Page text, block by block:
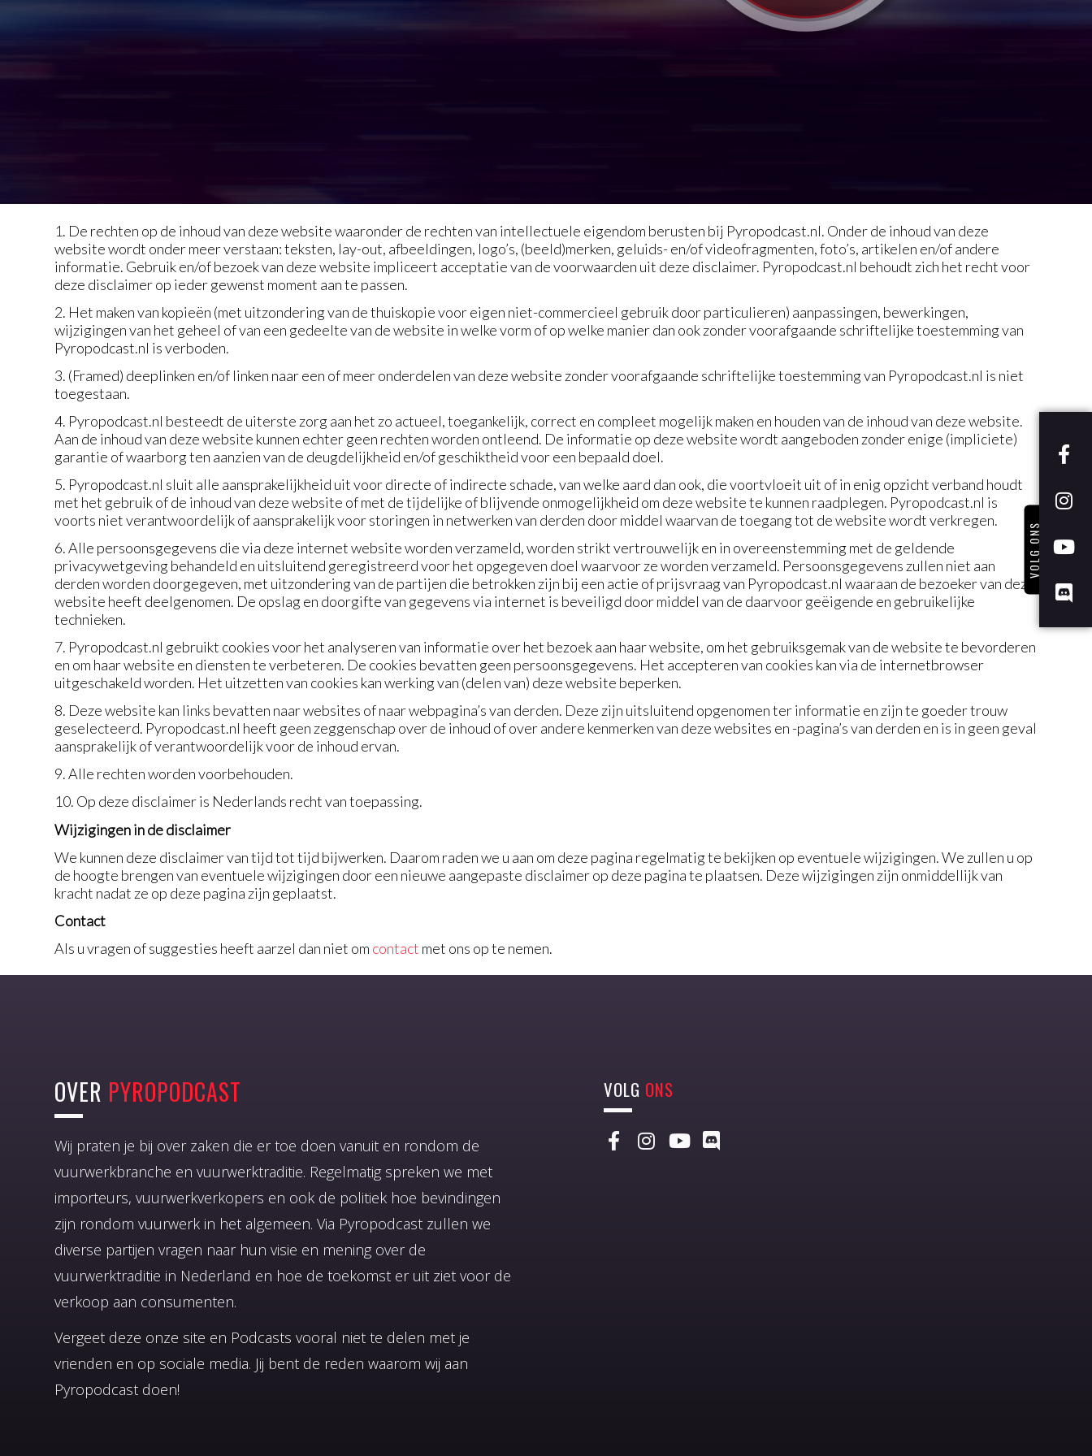
VOLG ONS
1. De rechten op de inhoud van deze website waaronder de rechten van intellectuele eigendom berusten bij Pyropodcast.nl. Onder de inhoud van deze
website wordt onder meer verstaan: teksten, lay-out, afbeeldingen, logo’s, (beeld)merken, geluids- en/of videofragmenten, foto’s, artikelen en/of andere
informatie. Gebruik en/of bezoek van deze website impliceert acceptatie van de voorwaarden uit deze disclaimer. Pyropodcast.nl behoudt zich het recht voor
deze disclaimer op ieder gewenst moment aan te passen.
2. Het maken van kopieën (met uitzondering van de thuiskopie voor eigen niet-commercieel gebruik door particulieren) aanpassingen, bewerkingen,
wijzigingen van het geheel of van een gedeelte van de website in welke vorm of op welke manier dan ook zonder voorafgaande schriftelijke toestemming van
Pyropodcast.nl is verboden.
3. (Framed) deeplinken en/of linken naar een of meer onderdelen van deze website zonder voorafgaande schriftelijke toestemming van Pyropodcast.nl is niet
toegestaan.
4. Pyropodcast.nl besteedt de uiterste zorg aan het zo actueel, toegankelijk, correct en compleet mogelijk maken en houden van de inhoud van deze website.
Aan de inhoud van deze website kunnen echter geen rechten worden ontleend. De informatie op deze website wordt aangeboden zonder enige (impliciete)
garantie of waarborg ten aanzien van de deugdelijkheid en/of geschiktheid voor een bepaald doel.
5. Pyropodcast.nl sluit alle aansprakelijkheid uit voor directe of indirecte schade, van welke aard dan ook, die voortvloeit uit of in enig opzicht verband houdt
met het gebruik of de inhoud van deze website of met de tijdelijke of blijvende onmogelijkheid om deze website te kunnen raadplegen. Pyropodcast.nl is
voorts niet verantwoordelijk of aansprakelijk voor storingen in netwerken van derden door middel waarvan de toegang tot de website wordt verkregen.
6. Alle persoonsgegevens die via deze internet website worden verzameld, worden strikt vertrouwelijk en in overeenstemming met de geldende
privacywetgeving behandeld en uitsluitend geregistreerd voor het opgegeven doel waarvoor ze worden verzameld. Persoonsgegevens zullen niet aan
derden worden doorgegeven, met uitzondering van de partijen die betrokken zijn bij een actie of prijsvraag van Pyropodcast.nl waaraan de bezoeker van deze
website heeft deelgenomen. De opslag en doorgifte van gegevens via internet is beveiligd door middel van de daarvoor geëigende en gebruikelijke
technieken.
7. Pyropodcast.nl gebruikt cookies voor het analyseren van informatie over het bezoek aan haar website, om het gebruiksgemak van de website te bevorderen
en om haar website en diensten te verbeteren. De cookies bevatten geen persoonsgegevens. Het accepteren van cookies kan via de internetbrowser
uitgeschakeld worden. Het uitzetten van cookies kan werking van (delen van) deze website beperken.
8. Deze website kan links bevatten naar websites of naar webpagina’s van derden. Deze zijn uitsluitend opgenomen ter informatie en zijn te goeder trouw
geselecteerd. Pyropodcast.nl heeft geen zeggenschap over de inhoud of over andere kenmerken van deze websites en -pagina’s van derden en is in geen geval
aansprakelijk of verantwoordelijk voor de inhoud ervan.
9. Alle rechten worden voorbehouden.
10. Op deze disclaimer is Nederlands recht van toepassing.
Wijzigingen in de disclaimer
We kunnen deze disclaimer van tijd tot tijd bijwerken. Daarom raden we u aan om deze pagina regelmatig te bekijken op eventuele wijzigingen. We zullen u op
de hoogte brengen van eventuele wijzigingen door een nieuwe aangepaste disclaimer op deze pagina te plaatsen. Deze wijzigingen zijn onmiddellijk van
kracht nadat ze op deze pagina zijn geplaatst.
Contact
Als u vragen of suggesties heeft aarzel dan niet om contact met ons op te nemen.
OVER PYROPODCAST
Wij praten je bij over zaken die er toe doen vanuit en rondom de
vuurwerkbranche en vuurwerktraditie. Regelmatig spreken we met
importeurs, vuurwerkverkopers en ook de politiek hoe bevindingen
zijn rondom vuurwerk in het algemeen. Via Pyropodcast zullen we
diverse partijen vragen naar hun visie en mening over de
vuurwerktraditie in Nederland en hoe de toekomst er uit ziet voor de
verkoop aan consumenten.
Vergeet deze onze site en Podcasts vooral niet te delen met je
vrienden en op sociale media. Jij bent de reden waarom wij aan
Pyropodcast doen!
VOLG ONS